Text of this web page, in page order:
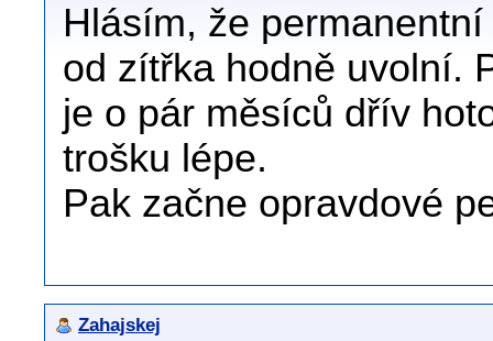
Hlásím, že
od zítřka hodně uvolní.
je o pár měsíců dřív
trošku lépe.
Pak začne opravdové
Zahajskej